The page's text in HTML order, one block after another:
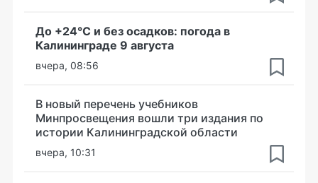
До +24°С и без осадков: погода в
Калининграде 9 августа
вчера, 08:56
В новый перечень учебников
Минпросвещения вошли три издания по
истории Калининградской области
вчера, 10:31